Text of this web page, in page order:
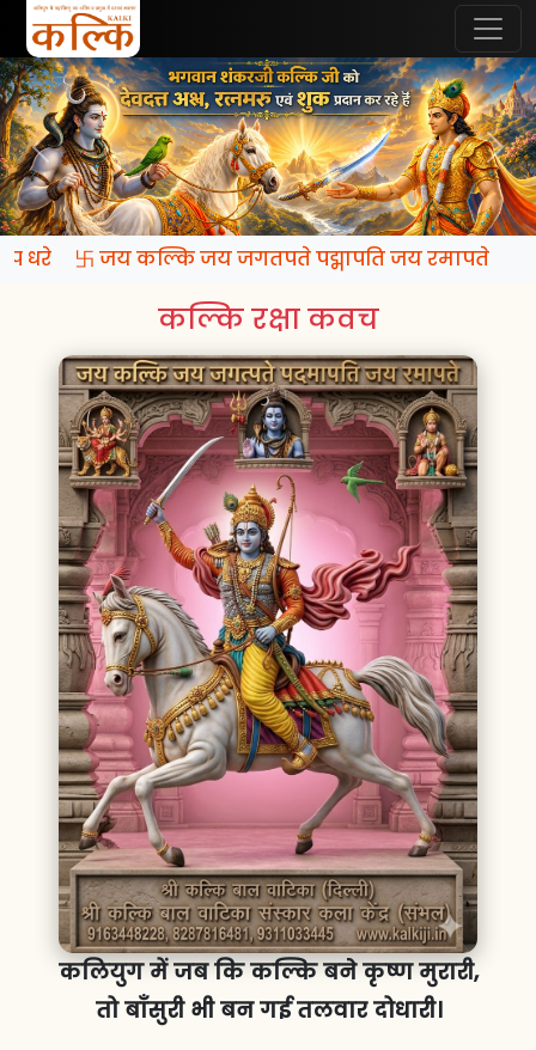
धरे 卐 जय कल्कि जय जगतपते पद्मापति जय रमापते
कल्कि रक्षा कवच
कलियुग में जब कि कल्कि बने कृष्ण मुरारी,
तो बाँसुरी भी बन गई तलवार दोधारी।